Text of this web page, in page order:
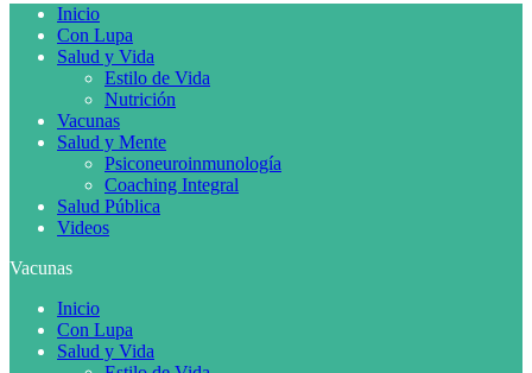
Inicio
Con Lupa
Salud y Vida
Estilo de Vida
Nutrición
Vacunas
Salud y Mente
Psiconeuroinmunología
Coaching Integral
Salud Pública
Videos
Vacunas
Inicio
Con Lupa
Salud y Vida